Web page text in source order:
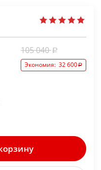
105 040
Экономия: 32 600